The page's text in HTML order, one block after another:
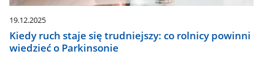
19.12.2025
Kiedy ruch staje się trudniejszy: co rolnicy powinni
wiedzieć o Parkinsonie